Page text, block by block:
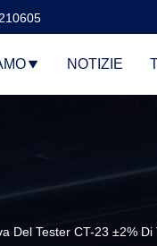
NOTIZIE
Del Tester CT-23 ±2% Di